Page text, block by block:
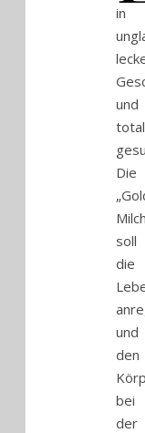
in
und
total
Die
soll
die
und
den
bei
der